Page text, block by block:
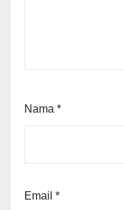
Nama *
Email *